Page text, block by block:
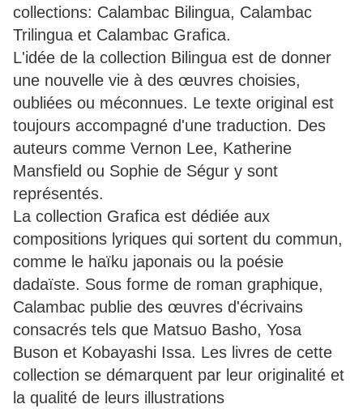
collections: Calambac Bilingua, Calambac
Trilingua et Calambac Grafica.
L'idée de la collection Bilingua est de donner
une nouvelle vie à des œuvres choisies,
oubliées ou méconnues. Le texte original est
toujours accompagné d'une traduction. Des
auteurs comme Vernon Lee, Katherine
Mansfield ou Sophie de Ségur y sont
représentés.
La collection Grafica est dédiée aux
compositions lyriques qui sortent du commun,
comme le haïku japonais ou la poésie
dadaïste. Sous forme de roman graphique,
Calambac publie des œuvres d'écrivains
consacrés tels que Matsuo Basho, Yosa
Buson et Kobayashi Issa. Les livres de cette
collection se démarquent par leur originalité et
la qualité de leurs illustrations